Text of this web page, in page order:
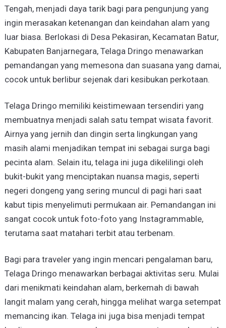
Tengah, menjadi daya tarik bagi para pengunjung yang
ingin merasakan ketenangan dan keindahan alam yang
luar biasa. Berlokasi di Desa Pekasiran, Kecamatan Batur,
Kabupaten Banjarnegara, Telaga Dringo menawarkan
pemandangan yang memesona dan suasana yang damai,
cocok untuk berlibur sejenak dari kesibukan perkotaan.
Telaga Dringo memiliki keistimewaan tersendiri yang
membuatnya menjadi salah satu tempat wisata favorit.
Airnya yang jernih dan dingin serta lingkungan yang
masih alami menjadikan tempat ini sebagai surga bagi
pecinta alam. Selain itu, telaga ini juga dikelilingi oleh
bukit-bukit yang menciptakan nuansa magis, seperti
negeri dongeng yang sering muncul di pagi hari saat
kabut tipis menyelimuti permukaan air. Pemandangan ini
sangat cocok untuk foto-foto yang Instagrammable,
terutama saat matahari terbit atau terbenam.
Bagi para traveler yang ingin mencari pengalaman baru,
Telaga Dringo menawarkan berbagai aktivitas seru. Mulai
dari menikmati keindahan alam, berkemah di bawah
langit malam yang cerah, hingga melihat warga setempat
memancing ikan. Telaga ini juga bisa menjadi tempat